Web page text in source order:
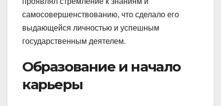
самосовершенствованию, что сделало его
выдающейся личностью и успешным
государственным деятелем.
Образование и начало
карьеры